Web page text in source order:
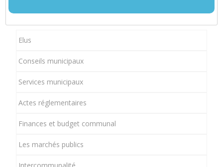
Elus
Conseils municipaux
Services municipaux
Actes réglementaires
Finances et budget communal
Les marchés publics
Intercommunalité